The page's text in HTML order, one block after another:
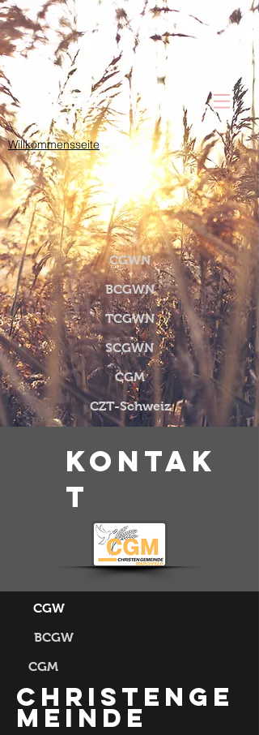
Willkommensseite
CGWN
BCGWN
TCGWN
SCGWN
CGM
CZT-Schweiz
Kontak
t
CGW
BCGW
CGM
Christenge
meinde